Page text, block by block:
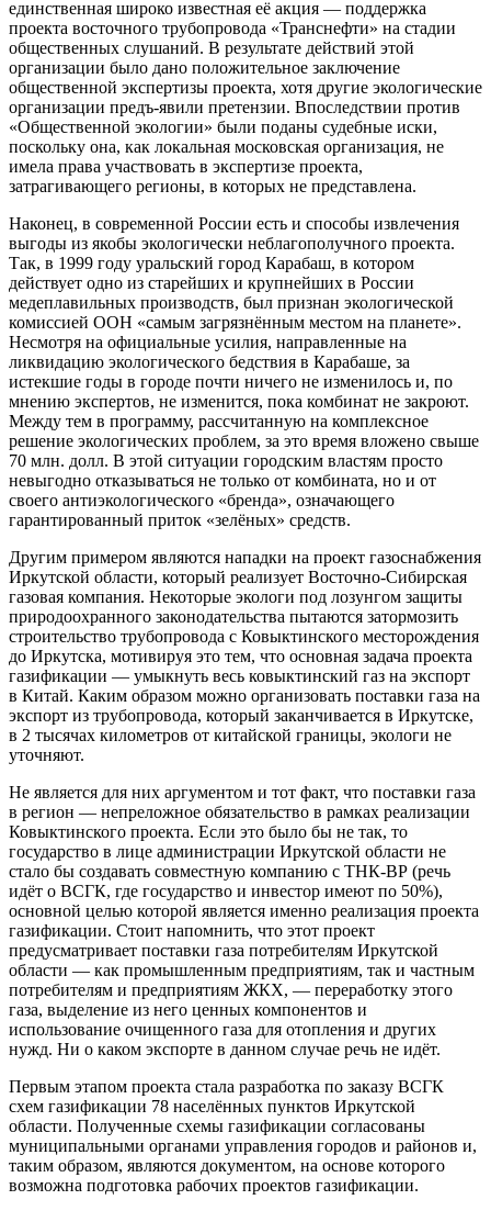
единственная широко известная её акция — поддержка
проекта восточного трубопровода «Транснефти» на стадии
общественных слушаний. В результате действий этой
организации было дано положительное заключение
общественной экспертизы проекта, хотя другие экологические
организации предъ-явили претензии. Впоследствии против
«Общественной экологии» были поданы судебные иски,
поскольку она, как локальная московская организация, не
имела права участвовать в экспертизе проекта,
затрагивающего регионы, в которых не представлена.
Наконец, в современной России есть и способы извлечения
выгоды из якобы экологически неблагополучного проекта.
Так, в 1999 году уральский город Карабаш, в котором
действует одно из старейших и крупнейших в России
медеплавильных производств, был признан экологической
комиссией ООН «самым загрязнённым местом на планете».
Несмотря на официальные усилия, направленные на
ликвидацию экологического бедствия в Карабаше, за
истекшие годы в городе почти ничего не изменилось и, по
мнению экспертов, не изменится, пока комбинат не закроют.
Между тем в программу, рассчитанную на комплексное
решение экологических проблем, за это время вложено свыше
70 млн. долл. В этой ситуации городским властям просто
невыгодно отказываться не только от комбината, но и от
своего антиэкологического «бренда», означающего
гарантированный приток «зелёных» средств.
Другим примером являются нападки на проект газоснабжения
Иркутской области, который реализует Восточно-Сибирская
газовая компания. Некоторые экологи под лозунгом защиты
природоохранного законодательства пытаются затормозить
строительство трубопровода с Ковыктинского месторождения
до Иркутска, мотивируя это тем, что основная задача проекта
газификации — умыкнуть весь ковыктинский газ на экспорт
в Китай. Каким образом можно организовать поставки газа на
экспорт из трубопровода, который заканчивается в Иркутске,
в 2 тысячах километров от китайской границы, экологи не
уточняют.
Не является для них аргументом и тот факт, что поставки газа
в регион — непреложное обязательство в рамках реализации
Ковыктинского проекта. Если это было бы не так, то
государство в лице администрации Иркутской области не
стало бы создавать совместную компанию с ТНК-ВР (речь
идёт о ВСГК, где государство и инвестор имеют по 50%),
основной целью которой является именно реализация проекта
газификации. Стоит напомнить, что этот проект
предусматривает поставки газа потребителям Иркутской
области — как промышленным предприятиям, так и частным
потребителям и предприятиям ЖКХ, — переработку этого
газа, выделение из него ценных компонентов и
использование очищенного газа для отопления и других
нужд. Ни о каком экспорте в данном случае речь не идёт.
Первым этапом проекта стала разработка по заказу ВСГК
схем газификации 78 населённых пунктов Иркутской
области. Полученные схемы газификации согласованы
муниципальными органами управления городов и районов и,
таким образом, являются документом, на основе которого
возможна подготовка рабочих проектов газификации.